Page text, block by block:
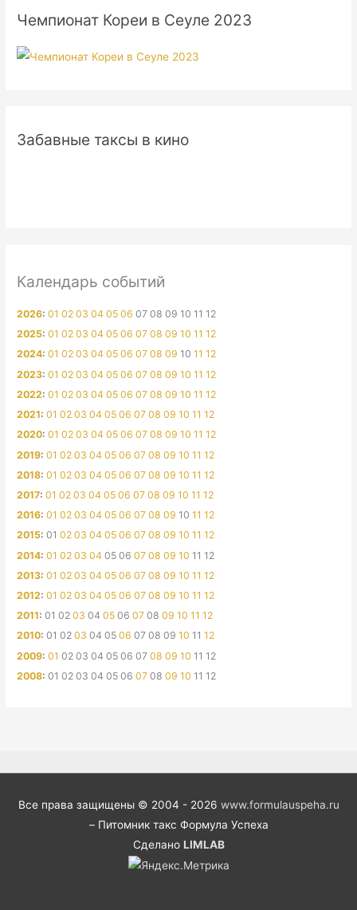
Чемпионат Кореи в Сеуле 2023
Забавные таксы в кино
Календарь событий
2026:01 02 03 04 05 06 07 08 09 10 11 12
2025:01 02 03 04 05 06 07 08 09 10 11 12
2024:01 02 03 04 05 06 07 08 09 10 11 12
2023:01 02 03 04 05 06 07 08 09 10 11 12
2022:01 02 03 04 05 06 07 08 09 10 11 12
2021:01 02 03 04 05 06 07 08 09 10 11 12
2020:01 02 03 04 05 06 07 08 09 10 11 12
2019:01 02 03 04 05 06 07 08 09 10 11 12
2018:01 02 03 04 05 06 07 08 09 10 11 12
2017:01 02 03 04 05 06 07 08 09 10 11 12
2016:01 02 03 04 05 06 07 08 09 10 11 12
2015:01 02 03 04 05 06 07 08 09 10 11 12
2014:01 02 03 04 05 06 07 08 09 10 11 12
2013:01 02 03 04 05 06 07 08 09 10 11 12
2012:01 02 03 04 05 06 07 08 09 10 11 12
2011:01 02 03 04 05 06 07 08 09 10 11 12
2010:01 02 03 04 05 06 07 08 09 10 11 12
2009:01 02 03 04 05 06 07 08 09 10 11 12
2008:01 02 03 04 05 06 07 08 09 10 11 12
Все права защищены © 2004 - 2026 www.formulauspeha.ru
– Питомник такс Формула Успеха
Сделано LIMLAB